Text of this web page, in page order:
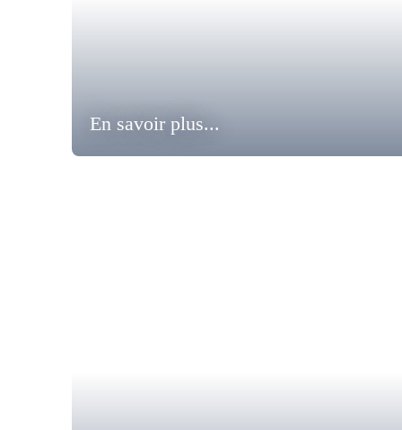
En savoir plus...